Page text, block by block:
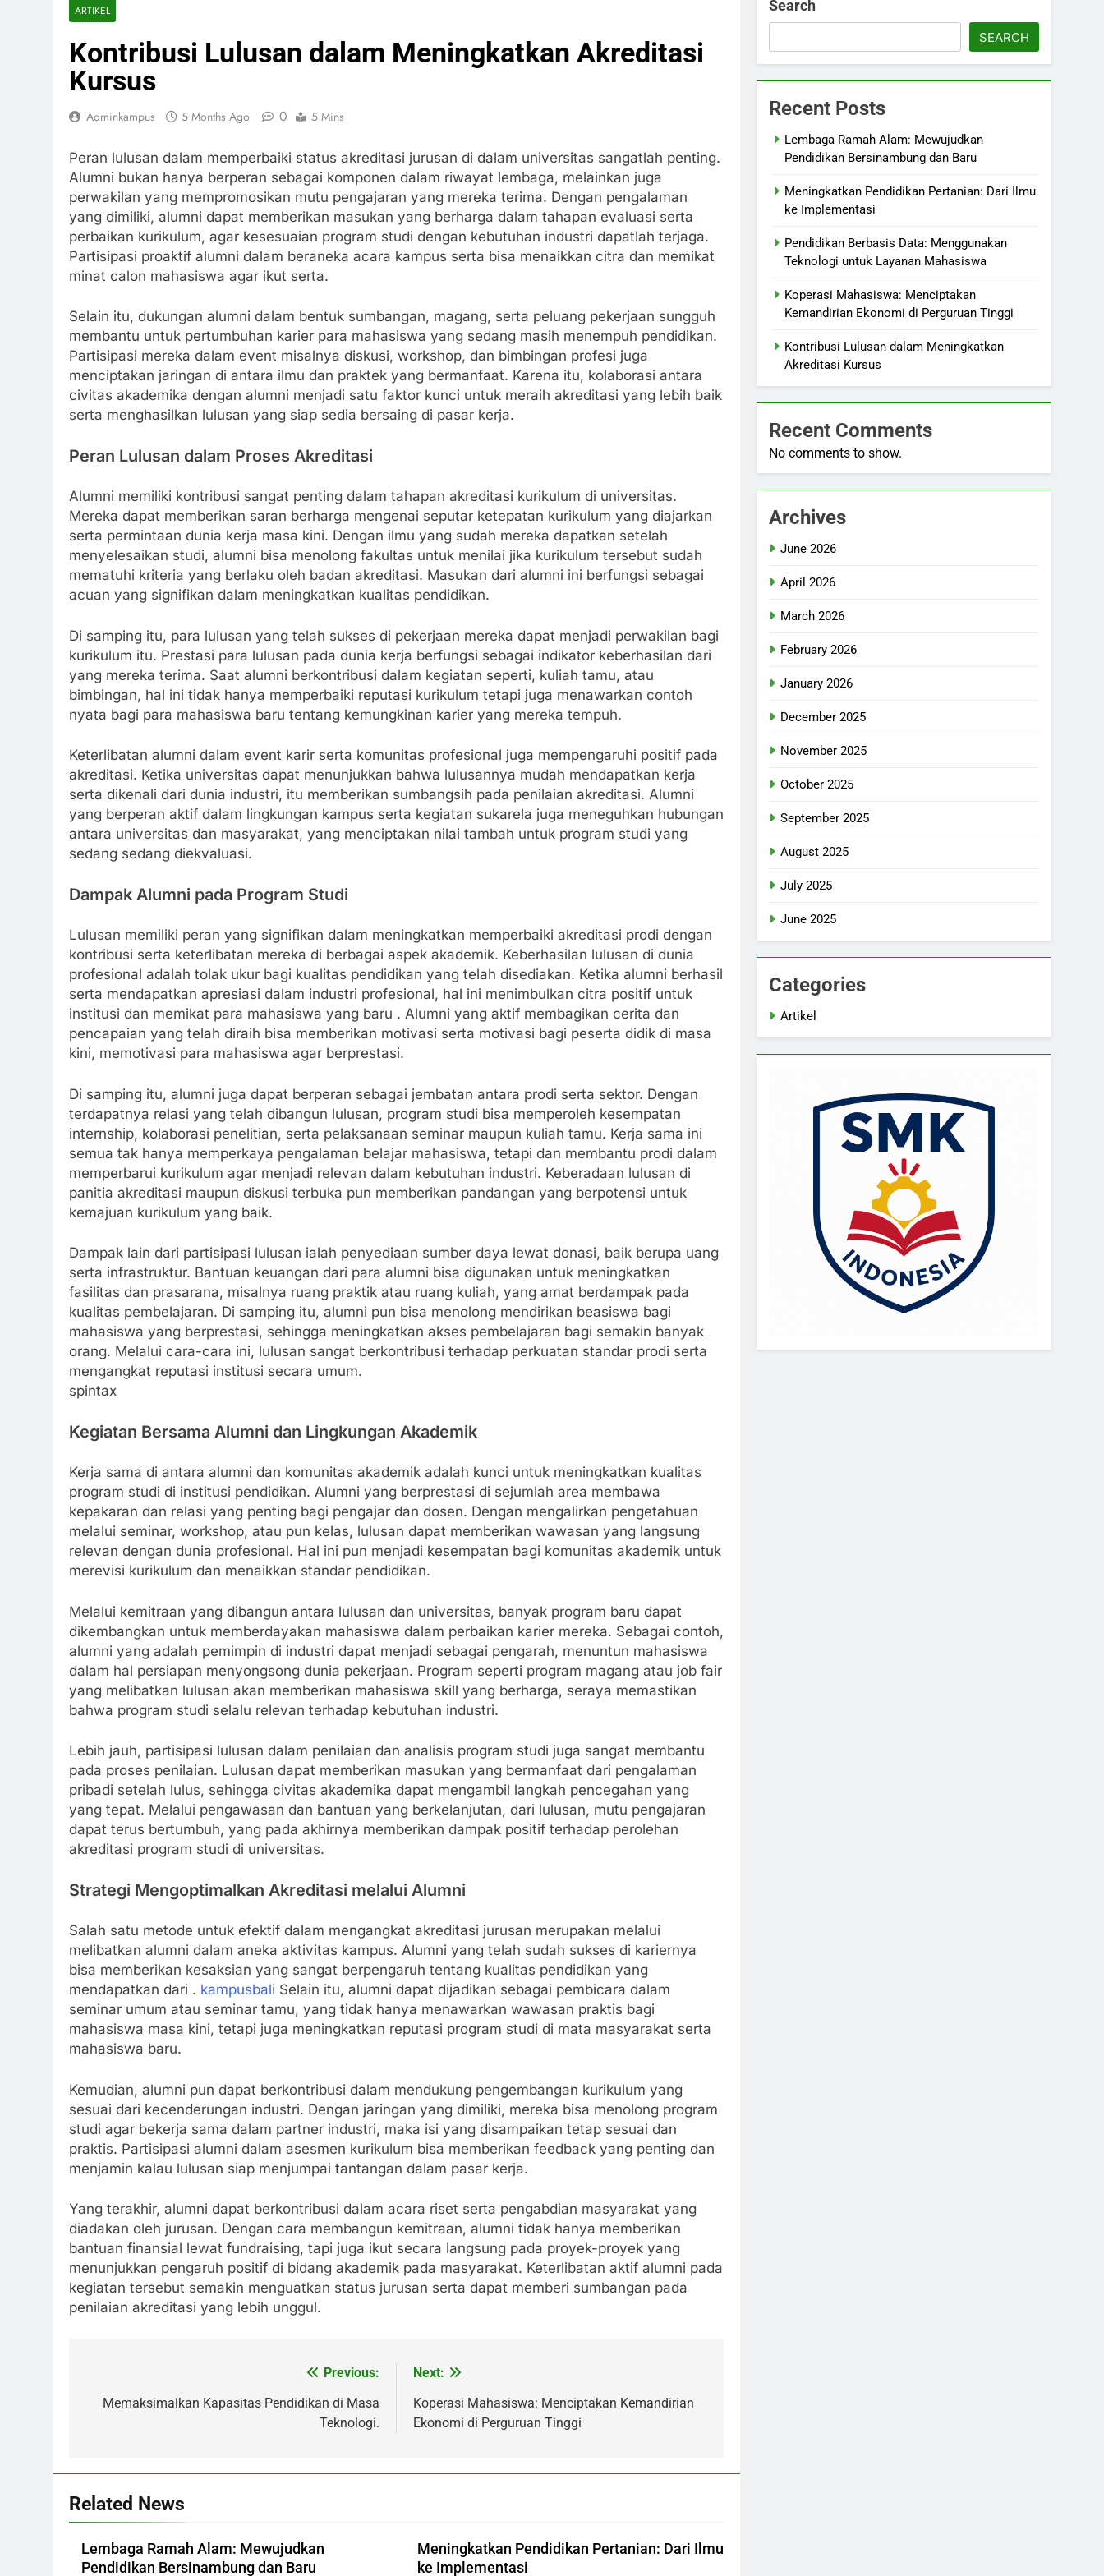
ARTIKEL
Kontribusi Lulusan dalam Meningkatkan Akreditasi
Kursus
Adminkampus 5 Months Ago 0 5 Mins
Peran lulusan dalam memperbaiki status akreditasi jurusan di dalam universitas sangatlah penting.
Alumni bukan hanya berperan sebagai komponen dalam riwayat lembaga, melainkan juga
perwakilan yang mempromosikan mutu pengajaran yang mereka terima. Dengan pengalaman
yang dimiliki, alumni dapat memberikan masukan yang berharga dalam tahapan evaluasi serta
perbaikan kurikulum, agar kesesuaian program studi dengan kebutuhan industri dapatlah terjaga.
Partisipasi proaktif alumni dalam beraneka acara kampus serta bisa menaikkan citra dan memikat
minat calon mahasiswa agar ikut serta.
Selain itu, dukungan alumni dalam bentuk sumbangan, magang, serta peluang pekerjaan sungguh
membantu untuk pertumbuhan karier para mahasiswa yang sedang masih menempuh pendidikan.
Partisipasi mereka dalam event misalnya diskusi, workshop, dan bimbingan profesi juga
menciptakan jaringan di antara ilmu dan praktek yang bermanfaat. Karena itu, kolaborasi antara
civitas akademika dengan alumni menjadi satu faktor kunci untuk meraih akreditasi yang lebih baik
serta menghasilkan lulusan yang siap sedia bersaing di pasar kerja.
Peran Lulusan dalam Proses Akreditasi
Alumni memiliki kontribusi sangat penting dalam tahapan akreditasi kurikulum di universitas.
Mereka dapat memberikan saran berharga mengenai seputar ketepatan kurikulum yang diajarkan
serta permintaan dunia kerja masa kini. Dengan ilmu yang sudah mereka dapatkan setelah
menyelesaikan studi, alumni bisa menolong fakultas untuk menilai jika kurikulum tersebut sudah
mematuhi kriteria yang berlaku oleh badan akreditasi. Masukan dari alumni ini berfungsi sebagai
acuan yang signifikan dalam meningkatkan kualitas pendidikan.
Di samping itu, para lulusan yang telah sukses di pekerjaan mereka dapat menjadi perwakilan bagi
kurikulum itu. Prestasi para lulusan pada dunia kerja berfungsi sebagai indikator keberhasilan dari
yang mereka terima. Saat alumni berkontribusi dalam kegiatan seperti, kuliah tamu, atau
bimbingan, hal ini tidak hanya memperbaiki reputasi kurikulum tetapi juga menawarkan contoh
nyata bagi para mahasiswa baru tentang kemungkinan karier yang mereka tempuh.
Keterlibatan alumni dalam event karir serta komunitas profesional juga mempengaruhi positif pada
akreditasi. Ketika universitas dapat menunjukkan bahwa lulusannya mudah mendapatkan kerja
serta dikenali dari dunia industri, itu memberikan sumbangsih pada penilaian akreditasi. Alumni
yang berperan aktif dalam lingkungan kampus serta kegiatan sukarela juga meneguhkan hubungan
antara universitas dan masyarakat, yang menciptakan nilai tambah untuk program studi yang
sedang sedang diekvaluasi.
Dampak Alumni pada Program Studi
Lulusan memiliki peran yang signifikan dalam meningkatkan memperbaiki akreditasi prodi dengan
kontribusi serta keterlibatan mereka di berbagai aspek akademik. Keberhasilan lulusan di dunia
profesional adalah tolak ukur bagi kualitas pendidikan yang telah disediakan. Ketika alumni berhasil
serta mendapatkan apresiasi dalam industri profesional, hal ini menimbulkan citra positif untuk
institusi dan memikat para mahasiswa yang baru . Alumni yang aktif membagikan cerita dan
pencapaian yang telah diraih bisa memberikan motivasi serta motivasi bagi peserta didik di masa
kini, memotivasi para mahasiswa agar berprestasi.
Di samping itu, alumni juga dapat berperan sebagai jembatan antara prodi serta sektor. Dengan
terdapatnya relasi yang telah dibangun lulusan, program studi bisa memperoleh kesempatan
internship, kolaborasi penelitian, serta pelaksanaan seminar maupun kuliah tamu. Kerja sama ini
semua tak hanya memperkaya pengalaman belajar mahasiswa, tetapi dan membantu prodi dalam
memperbarui kurikulum agar menjadi relevan dalam kebutuhan industri. Keberadaan lulusan di
panitia akreditasi maupun diskusi terbuka pun memberikan pandangan yang berpotensi untuk
kemajuan kurikulum yang baik.
Dampak lain dari partisipasi lulusan ialah penyediaan sumber daya lewat donasi, baik berupa uang
serta infrastruktur. Bantuan keuangan dari para alumni bisa digunakan untuk meningkatkan
fasilitas dan prasarana, misalnya ruang praktik atau ruang kuliah, yang amat berdampak pada
kualitas pembelajaran. Di samping itu, alumni pun bisa menolong mendirikan beasiswa bagi
mahasiswa yang berprestasi, sehingga meningkatkan akses pembelajaran bagi semakin banyak
orang. Melalui cara-cara ini, lulusan sangat berkontribusi terhadap perkuatan standar prodi serta
mengangkat reputasi institusi secara umum.
spintax
Kegiatan Bersama Alumni dan Lingkungan Akademik
Kerja sama di antara alumni dan komunitas akademik adalah kunci untuk meningkatkan kualitas
program studi di institusi pendidikan. Alumni yang berprestasi di sejumlah area membawa
kepakaran dan relasi yang penting bagi pengajar dan dosen. Dengan mengalirkan pengetahuan
melalui seminar, workshop, atau pun kelas, lulusan dapat memberikan wawasan yang langsung
relevan dengan dunia profesional. Hal ini pun menjadi kesempatan bagi komunitas akademik untuk
merevisi kurikulum dan menaikkan standar pendidikan.
Melalui kemitraan yang dibangun antara lulusan dan universitas, banyak program baru dapat
dikembangkan untuk memberdayakan mahasiswa dalam perbaikan karier mereka. Sebagai contoh,
alumni yang adalah pemimpin di industri dapat menjadi sebagai pengarah, menuntun mahasiswa
dalam hal persiapan menyongsong dunia pekerjaan. Program seperti program magang atau job fair
yang melibatkan lulusan akan memberikan mahasiswa skill yang berharga, seraya memastikan
bahwa program studi selalu relevan terhadap kebutuhan industri.
Lebih jauh, partisipasi lulusan dalam penilaian dan analisis program studi juga sangat membantu
pada proses penilaian. Lulusan dapat memberikan masukan yang bermanfaat dari pengalaman
pribadi setelah lulus, sehingga civitas akademika dapat mengambil langkah pencegahan yang
yang tepat. Melalui pengawasan dan bantuan yang berkelanjutan, dari lulusan, mutu pengajaran
dapat terus bertumbuh, yang pada akhirnya memberikan dampak positif terhadap perolehan
akreditasi program studi di universitas.
Strategi Mengoptimalkan Akreditasi melalui Alumni
Salah satu metode untuk efektif dalam mengangkat akreditasi jurusan merupakan melalui
melibatkan alumni dalam aneka aktivitas kampus. Alumni yang telah sudah sukses di kariernya
bisa memberikan kesaksian yang sangat berpengaruh tentang kualitas pendidikan yang
mendapatkan dari . kampusbali Selain itu, alumni dapat dijadikan sebagai pembicara dalam
seminar umum atau seminar tamu, yang tidak hanya menawarkan wawasan praktis bagi
mahasiswa masa kini, tetapi juga meningkatkan reputasi program studi di mata masyarakat serta
mahasiswa baru.
Kemudian, alumni pun dapat berkontribusi dalam mendukung pengembangan kurikulum yang
sesuai dari kecenderungan industri. Dengan jaringan yang dimiliki, mereka bisa menolong program
studi agar bekerja sama dalam partner industri, maka isi yang disampaikan tetap sesuai dan
praktis. Partisipasi alumni dalam asesmen kurikulum bisa memberikan feedback yang penting dan
menjamin kalau lulusan siap menjumpai tantangan dalam pasar kerja.
Yang terakhir, alumni dapat berkontribusi dalam acara riset serta pengabdian masyarakat yang
diadakan oleh jurusan. Dengan cara membangun kemitraan, alumni tidak hanya memberikan
bantuan finansial lewat fundraising, tapi juga ikut secara langsung pada proyek-proyek yang
menunjukkan pengaruh positif di bidang akademik pada masyarakat. Keterlibatan aktif alumni pada
kegiatan tersebut semakin menguatkan status jurusan serta dapat memberi sumbangan pada
penilaian akreditasi yang lebih unggul.
navigation
Previous:
Memaksimalkan Kapasitas Pendidikan di Masa
Teknologi.
Next:
Koperasi Mahasiswa: Menciptakan Kemandirian
Ekonomi di Perguruan Tinggi
Related News
Lembaga Ramah Alam: Mewujudkan
Pendidikan Bersinambung dan Baru
Meningkatkan Pendidikan Pertanian: Dari Ilmu
ke Implementasi
Search
SEARCH
Recent Posts
Lembaga Ramah Alam: Mewujudkan
Pendidikan Bersinambung dan Baru
Meningkatkan Pendidikan Pertanian: Dari Ilmu
ke Implementasi
Pendidikan Berbasis Data: Menggunakan
Teknologi untuk Layanan Mahasiswa
Koperasi Mahasiswa: Menciptakan
Kemandirian Ekonomi di Perguruan Tinggi
Kontribusi Lulusan dalam Meningkatkan
Akreditasi Kursus
Recent Comments
No comments to show.
Archives
June 2026
April 2026
March 2026
February 2026
January 2026
December 2025
November 2025
October 2025
September 2025
August 2025
July 2025
June 2025
Categories
Artikel